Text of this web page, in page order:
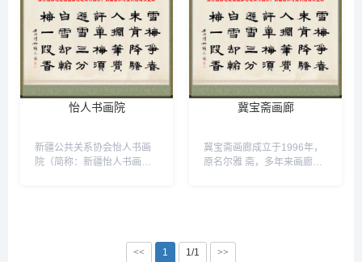
名作；以画会友，当好收藏
者的参谋，为其提供艺术价
值高、升值潜力大的作品，
共建高品位的书画鉴赏、交
流、展示的良好环境。...
术委员会。画院聘请了新疆
本土及内外著名书画家。新
疆中国画画院坚持以“文化强
国、文化强疆”为引领，传承
中国传统优秀文化，发扬现
代文化，开展中国书画创
作、学术研究、内外交流等
活动，促进新疆书画艺术事
精神动力。...
怡人书画院
新疆公共关系协会怡人书画
院（简称：新疆怡人书画
面积1200平方米。是一支由
冀宝斋画廊
冀宝斋画廊成立于1996年，
原名尔雅 斋，多年来画廊一
裱，古 旧字画揭裱修复，装
<< 1 1/1 >>